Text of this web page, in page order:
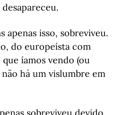
apenas isso, sobreviveu.
do europeísta com
íamos vendo (ou
há um vislumbre em